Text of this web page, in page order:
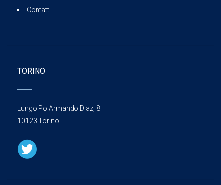
Contatti
TORINO
Lungo Po Armando Diaz, 8
10123 Torino